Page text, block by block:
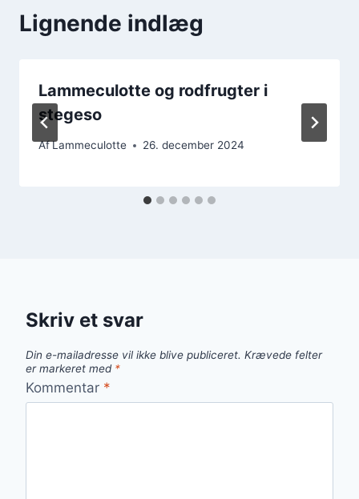
Lignende indlæg
Lammeculotte og rodfrugter i
stegeso
AfLammeculotte 26. december 2024
Skriv et svar
Din e-mailadresse vil ikke blive publiceret. Krævede felter
er markeret med *
Kommentar *